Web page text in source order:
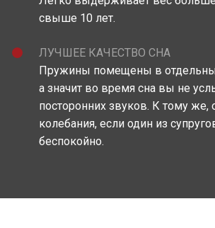
свыше 10 лет.
ЛУЧШЕЕ КАЧЕСТВО СНА
Пружины помещены в
а значит во время сна вы не
посторонних звуков. К тому же,
колебания, если один из
беспокойно.